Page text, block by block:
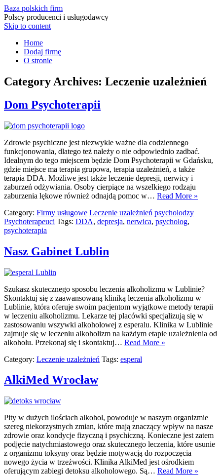
Baza polskich firm
Polscy producenci i usługodawcy
Skip to content
Home
Dodaj firmę
O stronie
Category Archives: Leczenie uzależnień
Dom Psychoterapii
Zdrowie psychiczne jest niezwykle ważne dla codziennego
funkcjonowania, dlatego też należy o nie odpowiednio zadbać.
Idealnym do tego miejscem będzie Dom Psychoterapii w Gdańsku,
gdzie miejsce ma terapia grupowa, terapia uzależnień, a także
terapia DDA. Możliwe jest także leczenie depresji, nerwicy i
zaburzeń odżywiania. Osoby cierpiące na wszelkiego rodzaju
zaburzenia lękowe również odnajdą pomoc w… Read More »
Category: Firmy usługowe Leczenie uzależnień psycholodzy
Psychoterapeuci Tags: DDA, depresja, nerwica, psycholog,
psychoterapia
Nasz Gabinet Lublin
Szukasz skutecznego sposobu leczenia alkoholizmu w Lublinie?
Skontaktuj się z zaawansowaną kliniką leczenia alkoholizmu w
Lublinie, która oferuje swoim pacjentom wyjątkowe metody terapii
w leczeniu alkoholizmu. Lekarze tej placówki specjalizują się w
zastosowaniu wszywki alkoholowej z esperalu. Klinika w Lublinie
zajmuje się w leczeniu alkoholizm na każdym etapie uzależnienia od
alkoholu. Przekonaj się i skontaktuj… Read More »
Category: Leczenie uzależnień Tags: esperal
AlkiMed Wrocław
Pity w dużych ilościach alkohol, powoduje w naszym organizmie
szereg niekorzystnych zmian, które mają znaczący wpływ na nasze
zdrowie oraz kondycje fizyczną i psychiczną. Konieczne jest zatem
podjęcie natychmiastowego oraz skutecznego leczenia, które usunie
z organizmu toksyny oraz będzie motywacją do rozpoczęcia
nowego życia w trzeźwości. Klinika AlkiMed jest ośrodkiem
oferującym zabiegi detoksu alkoholowego. Są… Read More »